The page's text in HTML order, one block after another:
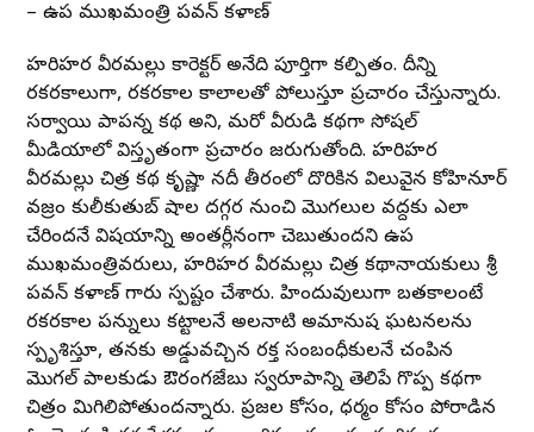
– ఉప ముఖ్యమంత్రి పవన్ కళ్యాణ్
హరిహర వీరమల్లు క్యారెక్టర్ అనేది పూర్తిగా కల్పితం. దీన్ని
రకరకాలుగా, రకరకాల కాలాలతో పోలుస్తూ ప్రచారం చేస్తున్నారు.
సర్వాయి పాపన్న కథ అని, మరో వీరుడి కథగా సోషల్
మీడియాలో విస్తృతంగా ప్రచారం జరుగుతోంది. హరిహర
వీరమల్లు చిత్ర కథ కృష్ణా నదీ తీరంలో దొరికిన విలువైన కోహినూర్
వజ్రం కులీకుతుబ్ షాల దగ్గర నుంచి మొగలుల వద్దకు ఎలా
చేరిందనే విషయాన్ని అంతర్లీనంగా చెబుతుందని ఉప
ముఖ్యమంత్రివర్యులు, హరిహర వీరమల్లు చిత్ర కథానాయకులు శ్రీ
పవన్ కళ్యాణ్ గారు స్పష్టం చేశారు. హిందువులుగా బతకాలంటే
రకరకాల పన్నులు కట్టాలనే అలనాటి అమానుష ఘటనలను
స్పృశిస్తూ, తనకు అడ్డువచ్చిన రక్త సంబంధీకులనే చంపిన
మొగల్ పాలకుడు ఔరంగజేబు స్వరూపాన్ని తెలిపే గొప్ప కథగా
చిత్రం మిగిలిపోతుందన్నారు. ప్రజల కోసం, ధర్మం కోసం పోరాడిన